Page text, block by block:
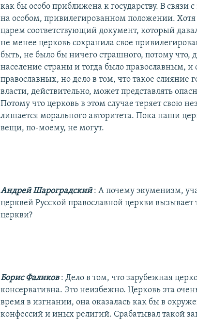
как бы особо приближена к государству. В связи
на особом, привилегированном положении. Хотя
царем соответствующий документ, который
не менее церковь сохранила свое
быть, не было бы ничего страшного, потому что,
население страны и тогда было православным, и
православных, но дело в том, что такое слияние
власти, действительно, может представлять
Потому что церковь в этом случае теряет свою
лишается морального авторитета. Пока наши
вещи, по-моему, не могут.
Андрей Шароградский: А почему экуменизм,
церквей Русской православной церкви вызывает
церкви?
Борис Фаликов : Дело в том, что зарубежная
консервативна. Это неизбежно. Церковь эта
время в изгнании, она оказалась как бы в
конфессий и иных религий. Срабатывал такой